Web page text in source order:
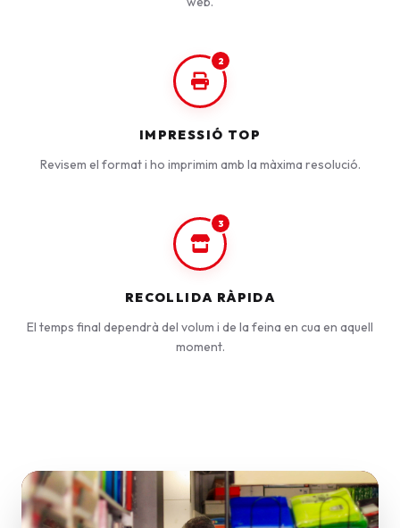
2
IMPRESSIÓ TOP
Revisem el format i ho imprimim amb la màxima resolució.
3
RECOLLIDA RÀPIDA
El temps final dependrà del volum i de la feina en cua en aquell
moment.